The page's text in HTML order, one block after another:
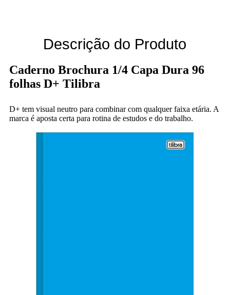
Descrição do Produto
Caderno Brochura 1/4 Capa Dura 96
folhas D+ Tilibra
D+ tem visual neutro para combinar com qualquer faixa etária. A
marca é aposta certa para rotina de estudos e do trabalho.